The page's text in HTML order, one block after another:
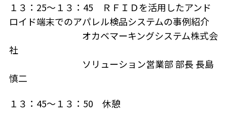
１３：25～１３：45 ＲＦＩＤを活用したアンド
ロイド端末でのアパレル検品システムの事例紹介
オカベマーキングシステム株式会
社
ソリューション営業部 部長 長島
慎二
１３：45～１３：50 休憩